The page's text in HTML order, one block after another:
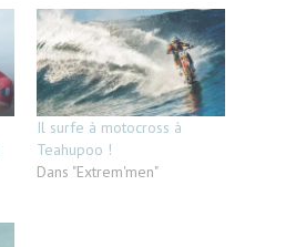
Il surfe à motocross à
Teahupoo !
Dans "Extrem'men"